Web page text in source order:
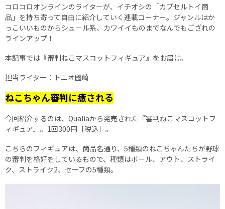
コロコロオンラインのライターが、イチオシの「カプセルトイ商
品」を持ち寄って自由に紹介していく連載コーナー。ジャンルはか
っこいいものからシュール系、カワイイものまでなんでもござれの
ラインアップ！
本記事では『審判ねこマスコットフィギュア』をお届け。
担当ライター：トニオ國崎
ねこちゃん審判に癒される
今回紹介するのは、Qualiaから発売された『審判ねこマスコットフ
ィギュア』。1回300円［税込］。
こちらのフィギュアは、商品名通り、5種類のねこちゃんたちが野球
の審判を格好をしているもので、種類はボール、アウト、ストライ
ク、ストライク2、セーフの5種類。